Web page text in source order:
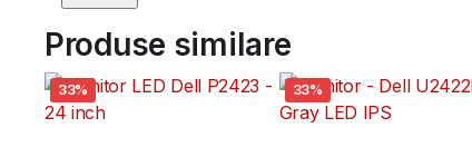
Produse similare
33% 33%